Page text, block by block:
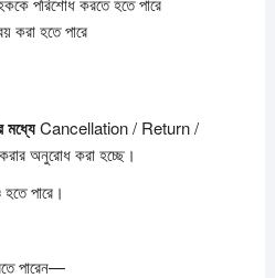
করা হতে পারে
মধ্যেCancellation / Return /
অনুরোধ করা হচ্ছে।
পারে।
পারেন—